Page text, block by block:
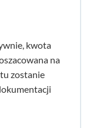
kwota
na
zostanie